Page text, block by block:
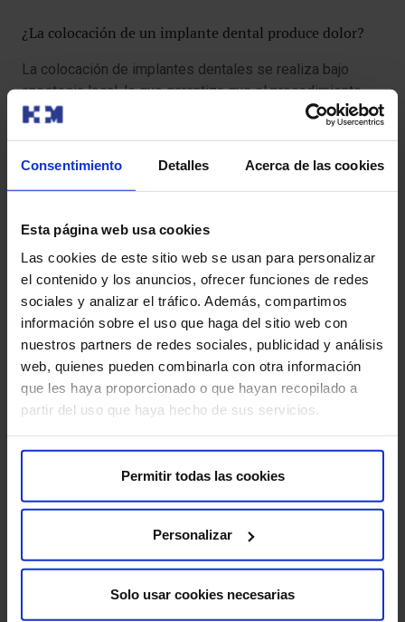
Consentimiento Detalles Acerca de las cookies
Esta página web usa cookies
Las cookies de este sitio web se usan para personalizar
el contenido y los anuncios, ofrecer funciones de redes
sociales y analizar el tráfico. Además, compartimos
información sobre el uso que haga del sitio web con
nuestros partners de redes sociales, publicidad y análisis
web, quienes pueden combinarla con otra información
que les haya proporcionado o que hayan recopilado a
partir del uso que haya hecho de sus servicios.
Permitir todas las cookies
Personalizar
Solo usar cookies necesarias
¿La colocación de un implante dental produce dolor?
La colocación de implantes dentales se realiza bajo
anestesia local, lo que garantiza que el procedimiento
sea indoloro para el paciente. Tras la intervención,
controlan fácilmente con analgésicos. En la mayoría de
¿Las cirugías maxilofaciales dejan cicatrices visibles?
En general, las cirugías maxilofaciales no dejan cicatrices
visibles, ya que las incisiones se realizan, siempre que
es posible, en el interior de la cavidad bucal. En aquellos
casos que requieren incisiones externas, los
especialistas emplean técnicas avanzadas que reducen
al mínimo el impacto estético y favorecen una
cicatrización discreta y natural.